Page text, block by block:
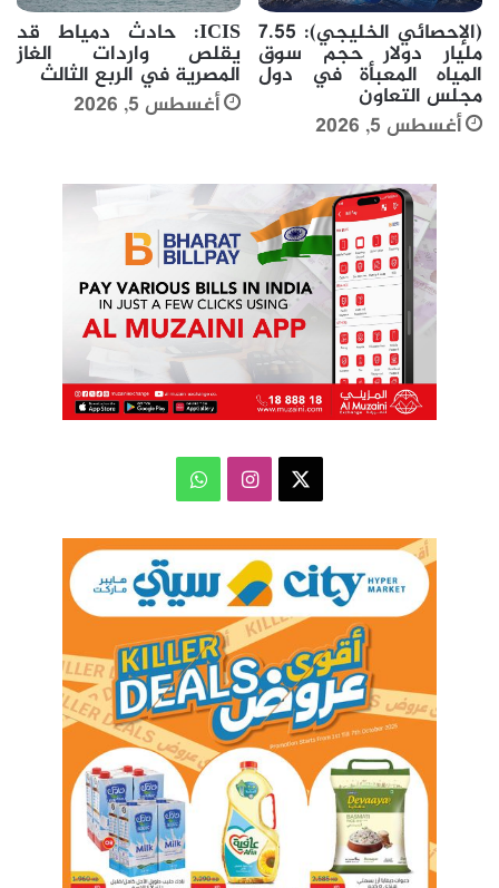
(الإحصائي الخليجي): 7.55
مليار دولار حجم سوق
المياه المعبأة في دول
مجلس التعاون
أغسطس 5, 2026
ICIS: حادث دمياط قد
يقلص واردات الغاز
المصرية في الربع الثالث
أغسطس 5, 2026
انستقرامواتساب